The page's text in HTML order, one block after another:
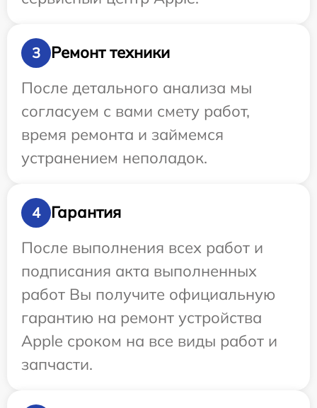
3
Ремонт техники
После детального анализа мы
согласуем с вами смету работ,
время ремонта и займемся
устранением неполадок.
4
Гарантия
После выполнения всех работ и
подписания акта выполненных
работ Вы получите официальную
гарантию на ремонт устройства
Apple сроком на все виды работ и
запчасти.